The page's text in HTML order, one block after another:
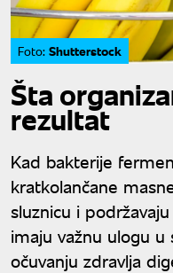
Foto: Shutterstock
Šta
rezultat
Kad bakterije
kratkolančane
sluznicu i
imaju važnu ulogu
očuvanju zdravlja